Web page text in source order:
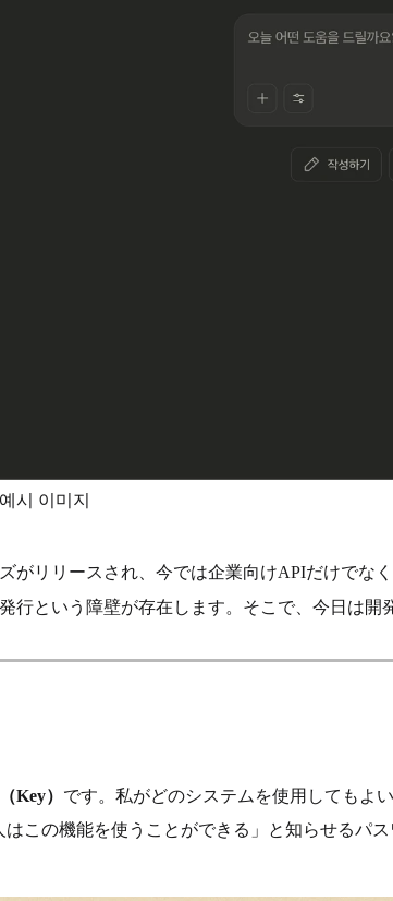
시 이미지
がリリースされ、今では企業向けAPIだけでな
行という障壁が存在します。そこで、今日は
Key） です。私がどのシステムを使用してもよ
この機能を使うことができる」と知らせるパス